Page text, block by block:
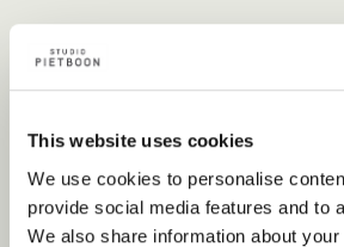
This website uses cookies
We use cookies to personalise
provide social media features and to
We also share information about
Specificaties
Materiaal
Basis van gepoedercoat staal
kleuren. Bovenkant verkrijgbaar in